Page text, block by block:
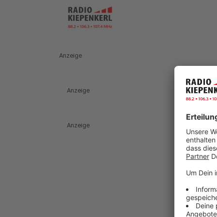
Anzeige
Anzeige
Anzeige